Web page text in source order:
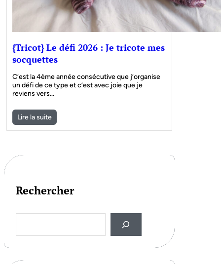
{Tricot} Le défi 2026 : Je tricote mes
socquettes
C’est la 4ème année consécutive que j’organise
un défi de ce type et c’est avec joie que je
reviens vers…
Lire la suite
Rechercher
a
h